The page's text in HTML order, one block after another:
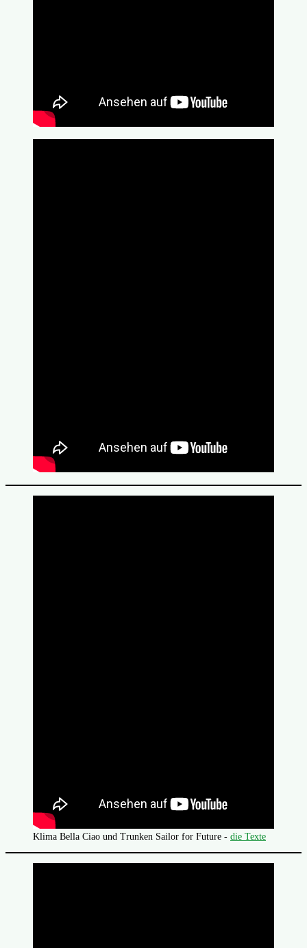
Klima Bella Ciao und Trunken Sailor for Future - die Texte